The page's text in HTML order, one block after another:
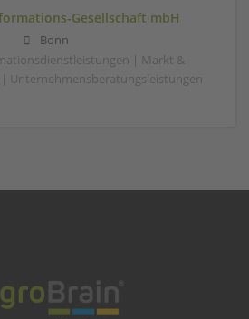
Gesellschaft mbH
Bonn
| Markt &
Unternehmensberatungsleistungen